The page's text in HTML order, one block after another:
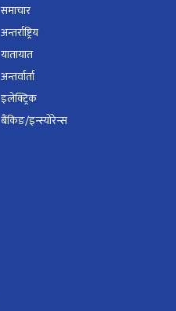
समाचार
अन्तर्राष्ट्रिय
यातायात
अन्तर्वार्ता
इलेक्ट्रिक
बैंकिङ/इन्स्योरेन्स